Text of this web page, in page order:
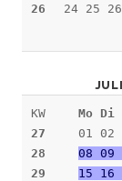
26
24 25
KW
27
28
29
Mo Di
01 02
08 09
15 16